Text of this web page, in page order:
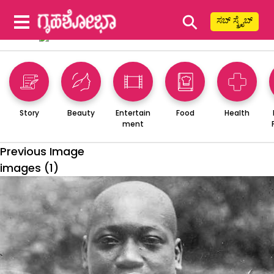
⚲ ಸಬ್ ಸ್ಕ್ರೈಬ್
Story Beauty
Entertain
ment
Food Health
Previous Image
images (1)